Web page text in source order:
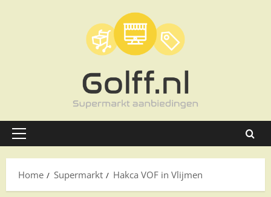
Primair
Home
Supermarkt Hakca VOF in Vlijmen